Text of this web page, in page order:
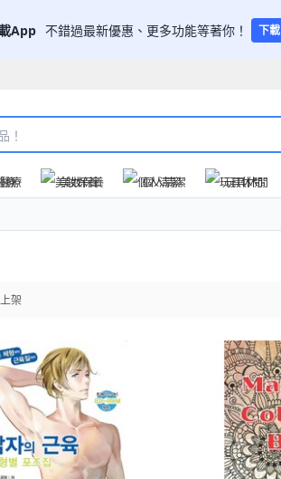
App 不錯過最新優惠、更多功能等著你！ 下載
療 美妝保養 個人清潔 玩具休閒
架